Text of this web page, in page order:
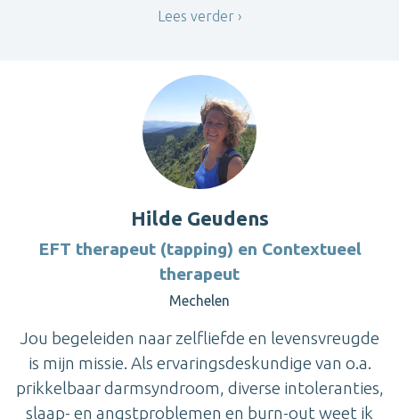
Lees verder
Hilde Geudens
EFT therapeut (tapping) en Contextueel
therapeut
Mechelen
Jou begeleiden naar zelfliefde en levensvreugde
is mijn missie. Als ervaringsdeskundige van o.a.
prikkelbaar darmsyndroom, diverse intoleranties,
slaap- en angstproblemen en burn-out weet ik